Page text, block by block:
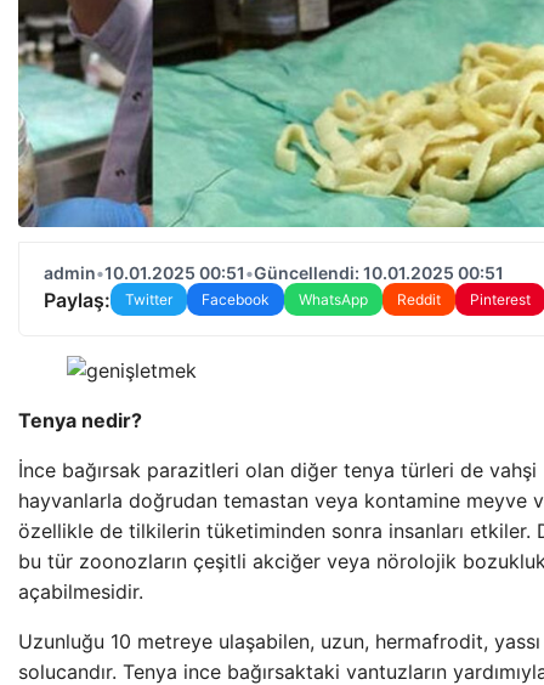
admin•10.01.2025 00:51•Güncellendi: 10.01.2025 00:51
Paylaş: Twitter Facebook WhatsApp Reddit Pinterest
Tenya nedir?
İnce bağırsak parazitleri olan diğer tenya türleri de
hayvanlarla doğrudan temastan veya kontamine meyve
özellikle de tilkilerin tüketiminden sonra insanları etkiler.
bu tür zoonozların çeşitli akciğer veya nörolojik
açabilmesidir.
Uzunluğu 10 metreye ulaşabilen, uzun, hermafrodit,
solucandır. Tenya ince bağırsaktaki vantuzların